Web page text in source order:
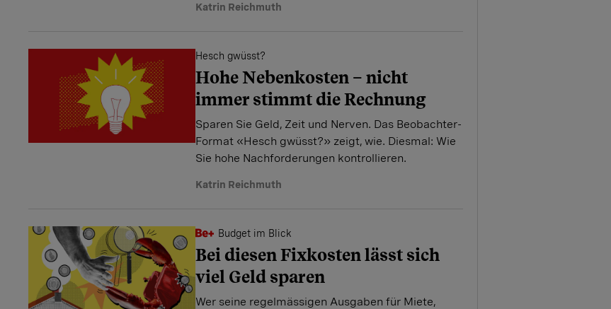
Katrin Reichmuth
Hesch gwüsst?
Hohe Nebenkosten – nicht
immer stimmt die Rechnung
Sparen Sie Geld, Zeit und Nerven. Das Beobachter-
Format «Hesch gwüsst?» zeigt, wie. Diesmal: Wie
Sie hohe Nachforderungen kontrollieren.
Katrin Reichmuth
Budget im Blick
Bei diesen Fixkosten lässt sich
viel Geld sparen
Wer seine regelmässigen Ausgaben für Miete,